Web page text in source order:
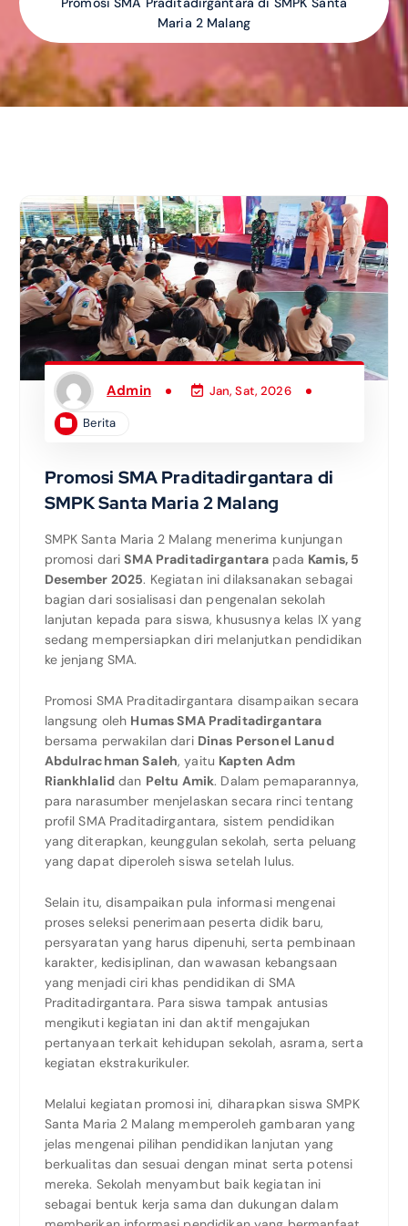
Maria 2 Malang
Admin Jan, Sat, 2026
Berita
Promosi SMA Praditadirgantara di
SMPK Santa Maria 2 Malang
SMPK Santa Maria 2 Malang menerima kunjungan
promosi dariSMA Praditadirgantara pada Kamis, 5
Desember 2025. Kegiatan ini dilaksanakan sebagai
bagian dari sosialisasi dan pengenalan sekolah
lanjutan kepada para siswa, khususnya kelas IX yang
sedang mempersiapkan diri melanjutkan pendidikan
ke jenjang SMA.
Promosi SMA Praditadirgantara disampaikan secara
langsung oleh Humas SMA Praditadirgantara
bersama perwakilan dari Dinas Personel Lanud
Abdulrachman Saleh, yaitu Kapten Adm
Riankhlalid dan Peltu Amik. Dalam pemaparannya,
para narasumber menjelaskan secara rinci tentang
profil SMA Praditadirgantara, sistem pendidikan
yang diterapkan, keunggulan sekolah, serta peluang
yang dapat diperoleh siswa setelah lulus.
Selain itu, disampaikan pula informasi mengenai
proses seleksi penerimaan peserta didik baru,
persyaratan yang harus dipenuhi, serta pembinaan
karakter, kedisiplinan, dan wawasan kebangsaan
yang menjadi ciri khas pendidikan di SMA
Praditadirgantara. Para siswa tampak antusias
mengikuti kegiatan ini dan aktif mengajukan
pertanyaan terkait kehidupan sekolah, asrama, serta
kegiatan ekstrakurikuler.
Melalui kegiatan promosi ini, diharapkan siswa SMPK
Santa Maria 2 Malang memperoleh gambaran yang
jelas mengenai pilihan pendidikan lanjutan yang
berkualitas dan sesuai dengan minat serta potensi
mereka. Sekolah menyambut baik kegiatan ini
sebagai bentuk kerja sama dan dukungan dalam